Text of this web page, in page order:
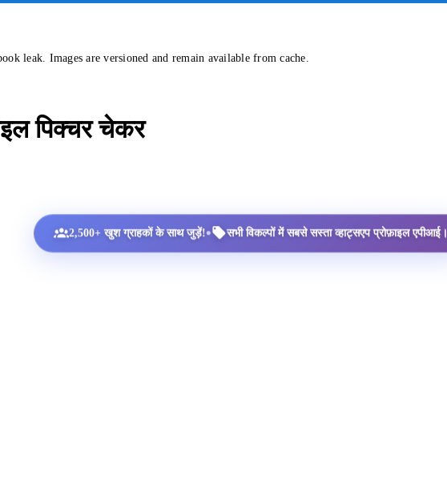
leak. Images are versioned and remain available from cache.
पिक्चर चेकर
2,500+ खुश ग्राहकों के साथ जुड़ें!• सभी विकल्पों में सबसे सस्ता व्हाट्सएप प्रोफ़ाइल एपीआई।